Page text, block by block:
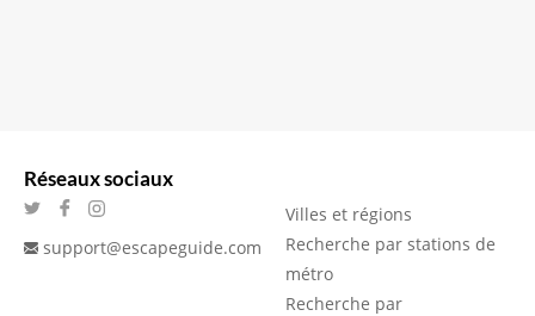
Réseaux sociaux
support@escapeguide.com
Villes et régions
Recherche par stations de
métro
Recherche par